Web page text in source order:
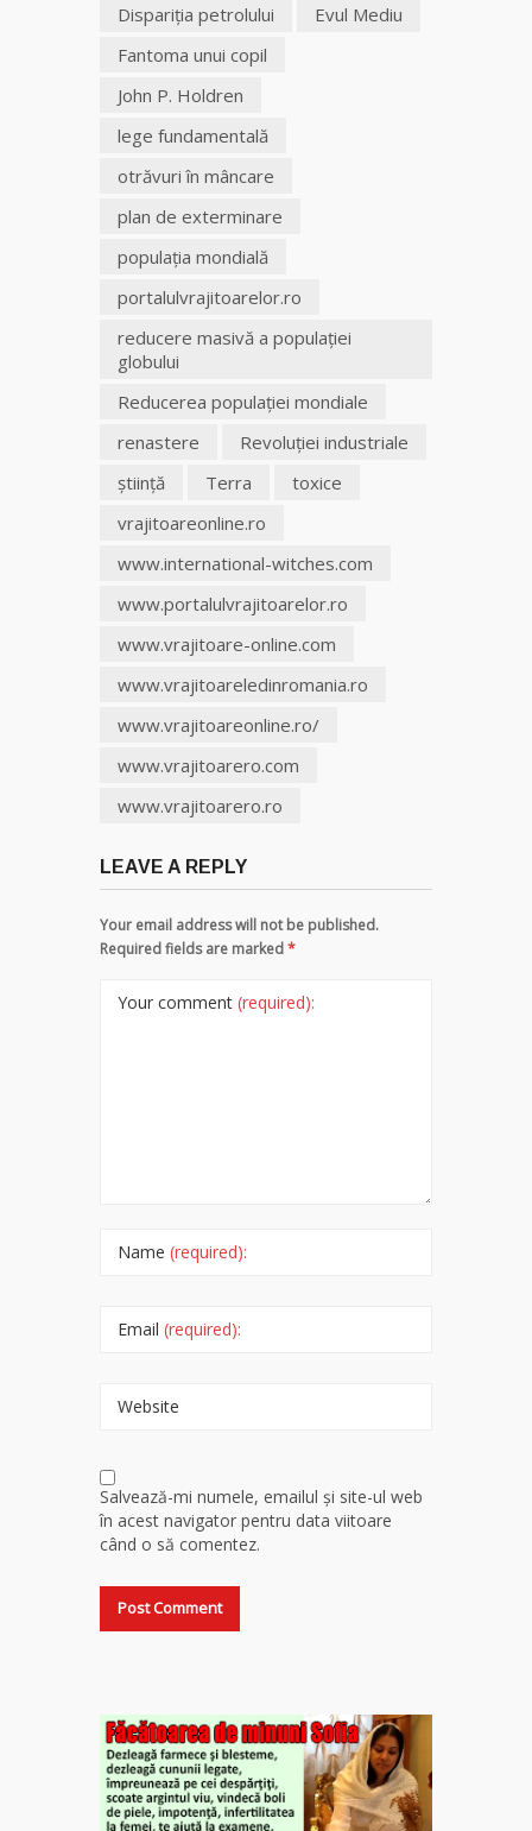
Dispariţia petrolului
Evul Mediu
Fantoma unui copil
John P. Holdren
lege fundamentală
otrăvuri în mâncare
plan de exterminare
populaţia mondială
portalulvrajitoarelor.ro
reducere masivă a populaţiei
globului
Reducerea populaţiei mondiale
renastere
Revoluţiei industriale
ştiinţă
Terra
toxice
vrajitoareonline.ro
www.international-witches.com
www.portalulvrajitoarelor.ro
www.vrajitoare-online.com
www.vrajitoareledinromania.ro
www.vrajitoareonline.ro/
www.vrajitoarero.com
www.vrajitoarero.ro
LEAVE A REPLY
Your email address will not be published.
Required fields are marked*
Your comment (required):
Name (required):
Email (required):
Website
Salvează-mi numele, emailul și site-ul web
în acest navigator pentru data viitoare
când o să comentez.